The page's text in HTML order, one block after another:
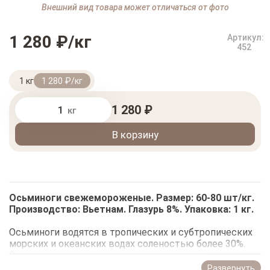
Внешний вид товара может отличаться от фото
1 280 ₽/кг
Артикул:
452
1 кг 1 280 ₽/кг
кг 1 280 ₽
В корзину
Осьминоги свежемороженые. Размер: 60-80 шт/кг.
Производство: Вьетнам. Глазурь 8%. Упаковка: 1 кг.
Осьминоги водятся в тропических и субтропических
морских и океанских водах соленостью более 30%.
Свежевыловленных осьминогов очищают,
замораживают и доставляют на продажу. Можно